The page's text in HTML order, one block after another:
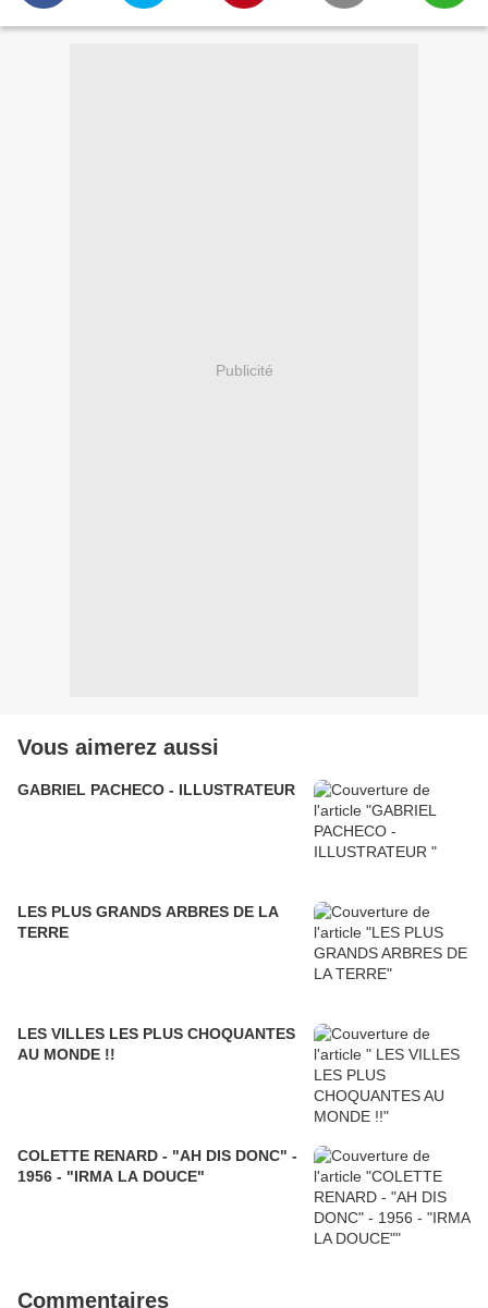
Publicité
Vous aimerez aussi
GABRIEL PACHECO - ILLUSTRATEUR
LES PLUS GRANDS ARBRES DE LA
TERRE
LES VILLES LES PLUS CHOQUANTES
AU MONDE !!
COLETTE RENARD - "AH DIS DONC" -
1956 - "IRMA LA DOUCE"
Commentaires